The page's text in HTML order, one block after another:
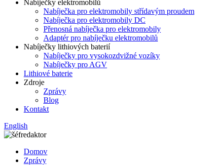
Nabíječky elektromobilů
Nabíječka pro elektromobily střídavým proudem
Nabíječka pro elektromobily DC
Přenosná nabíječka pro elektromobily
Adaptér pro nabíječku elektromobilů
Nabíječky lithiových baterií
Nabíječky pro vysokozdvižné vozíky
Nabíječky pro AGV
Lithiové baterie
Zdroje
Zprávy
Blog
Kontakt
English
Domov
Zprávy